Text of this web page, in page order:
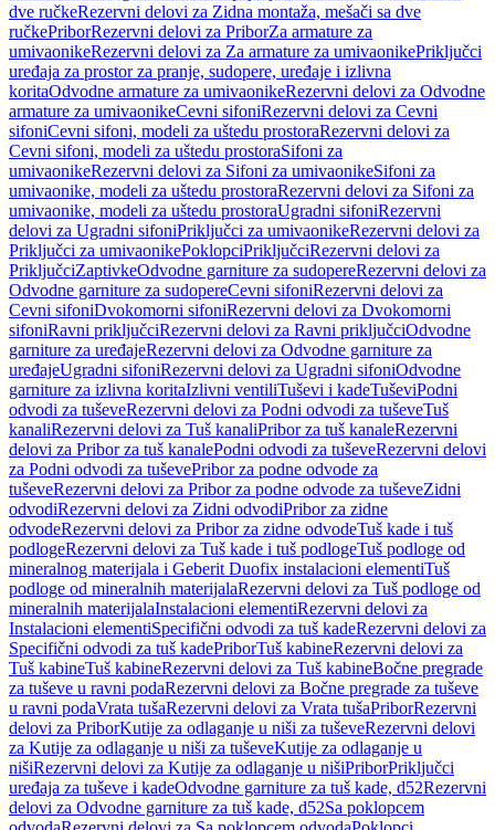
dve ručkeRezervni delovi za Zidna montaža, mešači sa dve
ručkePriborRezervni delovi za PriborZa armature za
umivaonikeRezervni delovi za Za armature za umivaonikePriključci
uređaja za prostor za pranje, sudopere, uređaje i izlivna
koritaOdvodne armature za umivaonikeRezervni delovi za Odvodne
armature za umivaonikeCevni sifoniRezervni delovi za Cevni
sifoniCevni sifoni, modeli za uštedu prostoraRezervni delovi za
Cevni sifoni, modeli za uštedu prostoraSifoni za
umivaonikeRezervni delovi za Sifoni za umivaonikeSifoni za
umivaonike, modeli za uštedu prostoraRezervni delovi za Sifoni za
umivaonike, modeli za uštedu prostoraUgradni sifoniRezervni
delovi za Ugradni sifoniPriključci za umivaonikeRezervni delovi za
Priključci za umivaonikePoklopciPriključciRezervni delovi za
PriključciZaptivkeOdvodne garniture za sudopereRezervni delovi za
Odvodne garniture za sudopereCevni sifoniRezervni delovi za
Cevni sifoniDvokomorni sifoniRezervni delovi za Dvokomorni
sifoniRavni priključciRezervni delovi za Ravni priključciOdvodne
garniture za uređajeRezervni delovi za Odvodne garniture za
uređajeUgradni sifoniRezervni delovi za Ugradni sifoniOdvodne
garniture za izlivna koritaIzlivni ventiliTuševi i kadeTuševiPodni
odvodi za tuševeRezervni delovi za Podni odvodi za tuševeTuš
kanaliRezervni delovi za Tuš kanaliPribor za tuš kanaleRezervni
delovi za Pribor za tuš kanalePodni odvodi za tuševeRezervni delovi
za Podni odvodi za tuševePribor za podne odvode za
tuševeRezervni delovi za Pribor za podne odvode za tuševeZidni
odvodiRezervni delovi za Zidni odvodiPribor za zidne
odvodeRezervni delovi za Pribor za zidne odvodeTuš kade i tuš
podlogeRezervni delovi za Tuš kade i tuš podlogeTuš podloge od
mineralnog materijala i Geberit Duofix instalacioni elementiTuš
podloge od mineralnih materijalaRezervni delovi za Tuš podloge od
mineralnih materijalaInstalacioni elementiRezervni delovi za
Instalacioni elementiSpecifični odvodi za tuš kadeRezervni delovi za
Specifični odvodi za tuš kadePriborTuš kabineRezervni delovi za
Tuš kabineTuš kabineRezervni delovi za Tuš kabineBočne pregrade
za tuševe u ravni podaRezervni delovi za Bočne pregrade za tuševe
u ravni podaVrata tušaRezervni delovi za Vrata tušaPriborRezervni
delovi za PriborKutije za odlaganje u niši za tuševeRezervni delovi
za Kutije za odlaganje u niši za tuševeKutije za odlaganje u
nišiRezervni delovi za Kutije za odlaganje u nišiPriborPriključci
uređaja za tuševe i kadeOdvodne garniture za tuš kade, d52Rezervni
delovi za Odvodne garniture za tuš kade, d52Sa poklopcem